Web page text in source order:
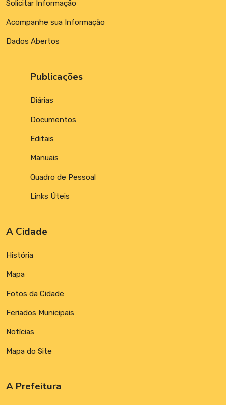
Solicitar Informação
Acompanhe sua Informação
Dados Abertos
Publicações
Diárias
Documentos
Editais
Manuais
Quadro de Pessoal
Links Úteis
A Cidade
História
Mapa
Fotos da Cidade
Feriados Municipais
Notícias
Mapa do Site
A Prefeitura